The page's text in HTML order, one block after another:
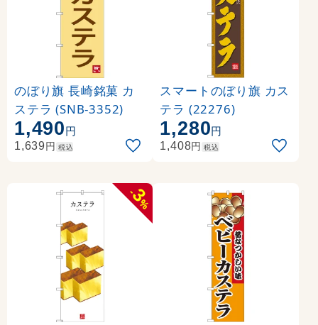
のぼり旗 長崎銘菓 カ
ステラ (SNB-3352)
1,490円
1,639円 税込
スマートのぼり旗 カス
テラ (22276)
1,280円
1,408円 税込
-
3
%